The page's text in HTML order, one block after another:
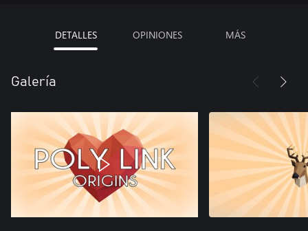
DETALLES OPINIONES MÁS
Galería